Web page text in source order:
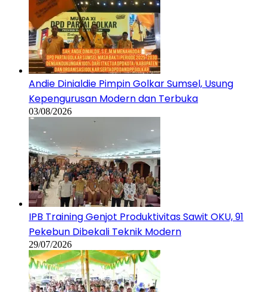
Andie Dinialdie Pimpin Golkar Sumsel, Usung
Kepengurusan Modern dan Terbuka
03/08/2026
IPB Training Genjot Produktivitas Sawit OKU, 91
Pekebun Dibekali Teknik Modern
29/07/2026